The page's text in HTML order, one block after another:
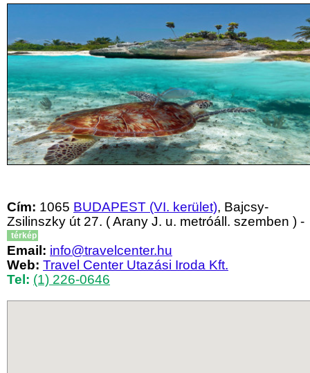
Cím: 1065 BUDAPEST (VI. kerület), Bajcsy-
Zsilinszky út 27. ( Arany J. u. metróáll. szemben ) -
térkép
Email: info@travelcenter.hu
Web: Travel Center Utazási Iroda Kft.
Tel: (1) 226-0646